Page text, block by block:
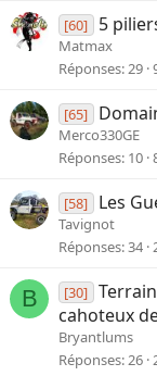
[60] 5
Matmax
Réponses 29
[65]
Merco330GE
Réponses 10
[58] Les
Tavignot
Réponses 34
B [30]
cahoteux
Bryantlums
Réponses 26